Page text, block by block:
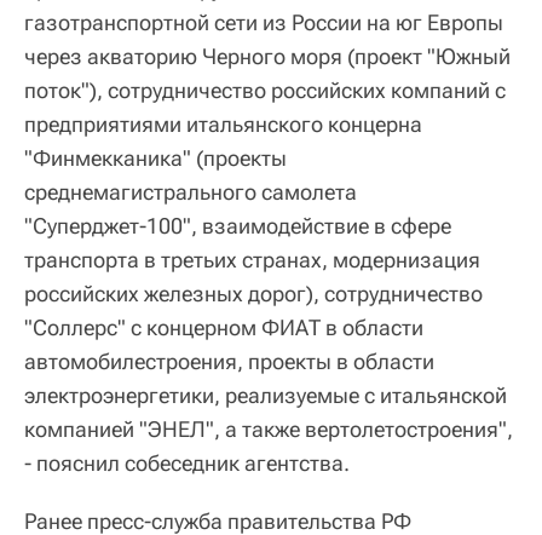
газотранспортной сети из России на юг Европы
через акваторию Черного моря (проект "Южный
поток"), сотрудничество российских компаний с
предприятиями итальянского концерна
"Финмекканика" (проекты
среднемагистрального самолета
"Суперджет-100", взаимодействие в сфере
транспорта в третьих странах, модернизация
российских железных дорог), сотрудничество
"Соллерс" с концерном ФИАТ в области
автомобилестроения, проекты в области
электроэнергетики, реализуемые с итальянской
компанией "ЭНЕЛ", а также вертолетостроения",
- пояснил собеседник агентства.
Ранее пресс-служба правительства РФ